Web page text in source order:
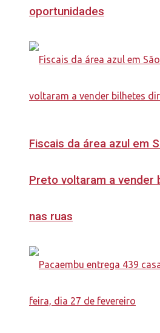
oportunidades
Fiscais da área azul em
Preto voltaram a vender
nas ruas